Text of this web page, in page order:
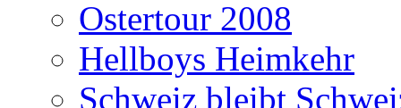
Ostertour 2008
Hellboys Heimkehr
Schweiz bleibt